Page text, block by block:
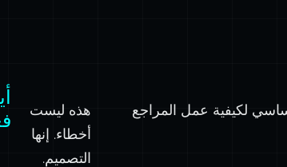
لكيفية عمل المراجع
هذه ليست
أخطاء. إنها
التصميم.